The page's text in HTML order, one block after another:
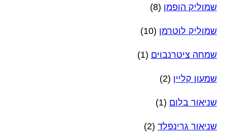
שמוליק הופמן (8)
שמוליק לוטרמן (10)
שמחה ציטרנבוים (1)
שמעון קליין (2)
שניאור בלום (1)
שניאור גרינפלד (2)